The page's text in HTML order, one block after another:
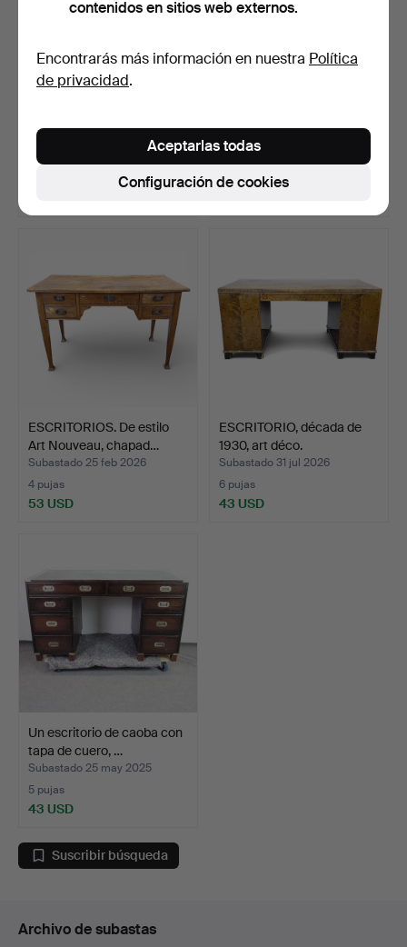
neorrenacentista, madera,
…Subastado 26 ene 2026
década de 1940.
1 puja
ESCRITORIOS. De estilo
Art Nouveau, chapad…
Subastado 25 feb 2026
4 pujas
53 USD
ESCRITORIO, década de
1930, art déco.
Subastado 31 jul 2026
6 pujas
43 USD
Un escritorio de caoba con
tapa de cuero, …
Subastado 25 may 2025
5 pujas
43 USD
Suscribir búsqueda
Archivo de subastas
contenidos en sitios web externos.
Encontrarás más información en nuestra Política
de privacidad.
Configuración de cookies
Aceptarlas todas